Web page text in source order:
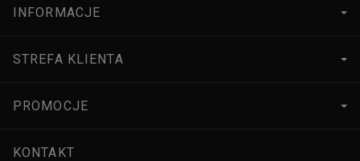
INFORMACJE
STREFA KLIENTA
PROMOCJE
KONTAKT